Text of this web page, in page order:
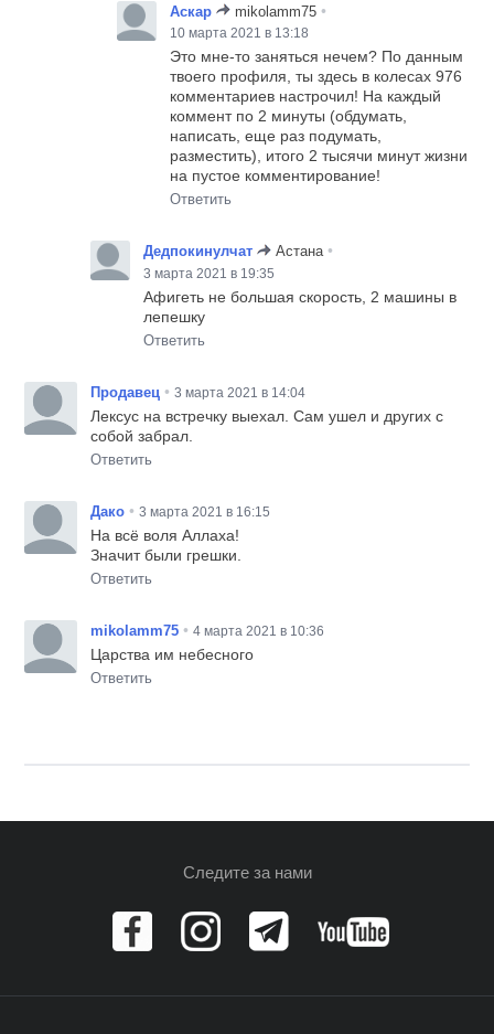
Аскар mikolamm75 •
10 марта 2021 в 13:18
Это мне-то заняться нечем? По данным
твоего профиля, ты здесь в колесах 976
комментариев настрочил! На каждый
коммент по 2 минуты (обдумать,
написать, еще раз подумать,
разместить), итого 2 тысячи минут жизни
на пустое комментирование!
Ответить
Дедпокинулчат Астана •
3 марта 2021 в 19:35
Афигеть не большая скорость, 2 машины в
лепешку
Ответить
Продавец • 3 марта 2021 в 14:04
Лексус на встречку выехал. Сам ушел и других с
собой забрал.
Ответить
Дако • 3 марта 2021 в 16:15
На всё воля Аллаха!
Значит были грешки.
Ответить
mikolamm75 • 4 марта 2021 в 10:36
Царства им небесного
Ответить
Следите за нами